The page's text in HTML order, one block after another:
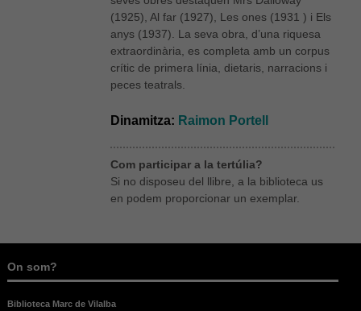
(1925), Al far (1927), Les ones (1931 ) i Els
anys (1937). La seva obra, d’una riquesa
extraordinària, es completa amb un corpus
crític de primera línia, dietaris, narracions i
peces teatrals.
Dinamitza: Raimon Portell
Com participar a la tertúlia?
Si no disposeu del llibre, a la biblioteca us
en podem proporcionar un exemplar.
On som?
Biblioteca Marc de Vilalba